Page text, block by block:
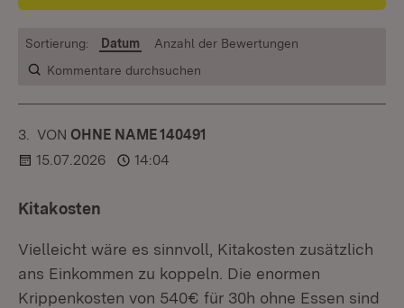
Kommentare durchsuchen
Sortierung: Datum Anzahl der Bewertungen
3. KOMMENTAR
VON :OHNE NAME 140491
15.07.2026
14:04
Kitakosten
Vielleicht wäre es sinnvoll, Kitakosten zusätzlich
ans Einkommen zu koppeln. Die enormen
Krippenkosten von 540€ für 30h ohne Essen sind